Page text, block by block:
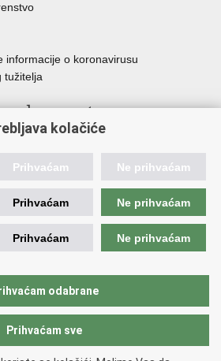
informacije o koronavirusu
tužitelja
sustava
i organiziranog kriminaliteta
kolačiće
Prihvaćam Ne prihvaćam
Prihvaćam Ne prihvaćam
Prihvaćam Ne prihvaćam
odabrane
Prihvaćam sve